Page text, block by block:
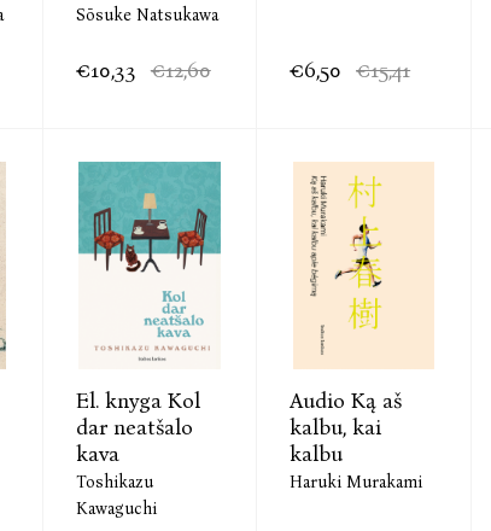
Sōsuke Natsukawa
€10,33 €12,60 €6,50 €15,41
El. knyga Kol
dar neatšalo
kava
Toshikazu
Kawaguchi
Audio Ką aš
kalbu, kai
kalbu
Haruki Murakami